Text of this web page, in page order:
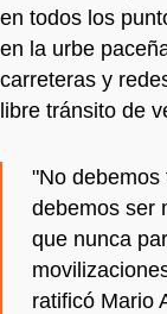
en todos los
en la urbe
carreteras y
libre tránsito de
"No debemos
debemos ser
que nunca
ratificó Mario